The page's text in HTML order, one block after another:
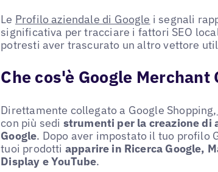
Le Profilo aziendale di Google i segnali
significativa per tracciare i fattori SEO
potresti aver trascurato un altro vettore
Che cos'è Google Merchant
Direttamente collegato a Google Shopping,
con più sedi strumenti per la creazione
Google. Dopo aver impostato il tuo profilo
tuoi prodotti apparire in Ricerca Google,
Display e YouTube.